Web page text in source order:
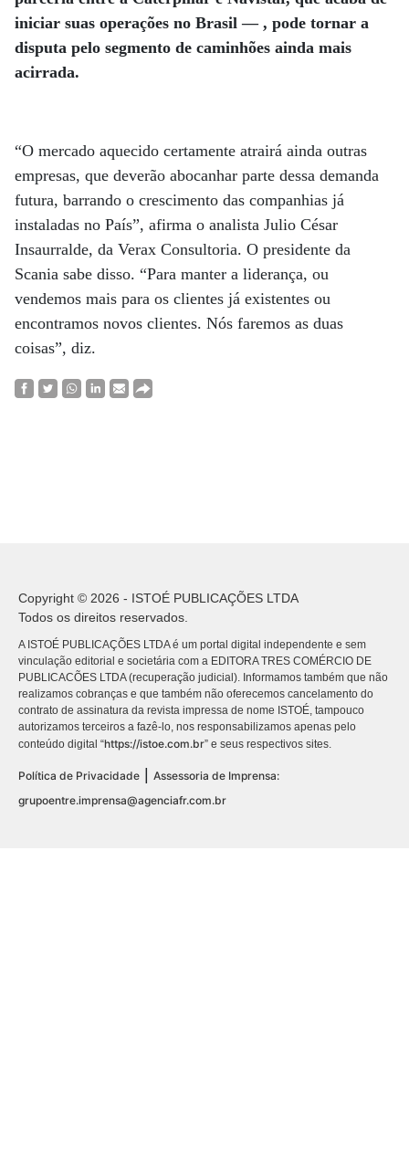
iniciar suas operações no Brasil — , pode tornar a
disputa pelo segmento de caminhões ainda mais
acirrada.
“O mercado aquecido certamente atrairá ainda outras
empresas, que deverão abocanhar parte dessa demanda
futura, barrando o crescimento das companhias já
instaladas no País”, afirma o analista Julio César
Insaurralde, da Verax Consultoria. O presidente da
Scania sabe disso. “Para manter a liderança, ou
vendemos mais para os clientes já existentes ou
encontramos novos clientes. Nós faremos as duas
coisas”, diz.
Copyright © 2026 - ISTOÉ PUBLICAÇÕES LTDA
Todos os direitos reservados.
A ISTOÉ PUBLICAÇÕES LTDA é um portal digital independente e sem
vinculação editorial e societária com a EDITORA TRES COMÉRCIO DE
PUBLICACÕES LTDA (recuperação judicial). Informamos também que não
realizamos cobranças e que também não oferecemos cancelamento do
contrato de assinatura da revista impressa de nome ISTOÉ, tampouco
autorizamos terceiros a fazê-lo, nos responsabilizamos apenas pelo
conteúdo digital “https://istoe.com.br” e seus respectivos sites.
Política de Privacidade | Assessoria de Imprensa:
grupoentre.imprensa@agenciafr.com.br